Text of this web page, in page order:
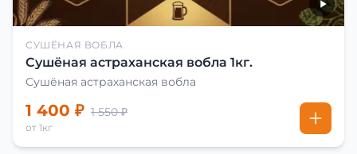
СУШЁНАЯ ВОБЛА
Сушёная астраханская вобла 1кг.
Сушёная астраханская вобла
1 400 ₽ 1 550 ₽
от 1кг